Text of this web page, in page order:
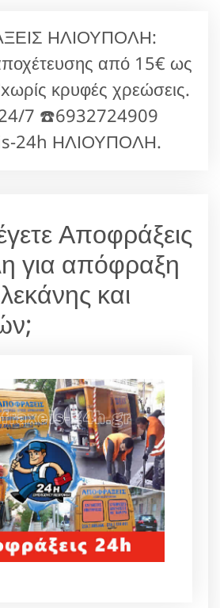
ΗΛΙΟΥΠΟΛΗ:
από 15€ ως
κρυφές χρεώσεις.
7 ☎️6932724909
24h ΗΛΙΟΥΠΟΛΗ.
Αποφράξεις
για απόφραξη
και